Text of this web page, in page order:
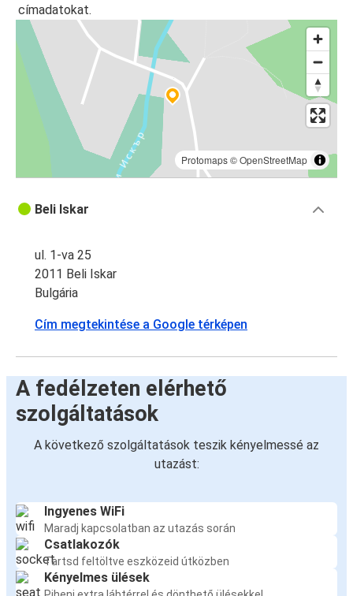
címadatokat.
Protomaps©OpenStreetMap
Beli Iskar
ul. 1-va 25
2011 Beli Iskar
Bulgária
Cím megtekintése a Google térképen
A fedélzeten elérhető
szolgáltatások
A következő szolgáltatások teszik kényelmessé az
utazást:
Ingyenes WiFi
Maradj kapcsolatban az utazás során
Csatlakozók
Tartsd feltöltve eszközeid útközben
Kényelmes ülések